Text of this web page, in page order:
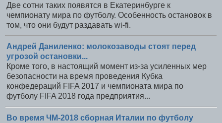
Две сотни таких появятся в Екатеринбурге к
чемпионату мира по футболу. Особенность остановок в
том, что они будут раздавать wi-fi.
Андрей Даниленко: молокозаводы стоят перед
угрозой остановки...
Кроме того, в настоящий момент из-за усиленных мер
безопасности на время проведения Кубка
конфедераций FIFA 2017 и чемпионата мира по
футболу FIFA 2018 года предприятия...
Во время ЧМ-2018 сборная Италии по футболу